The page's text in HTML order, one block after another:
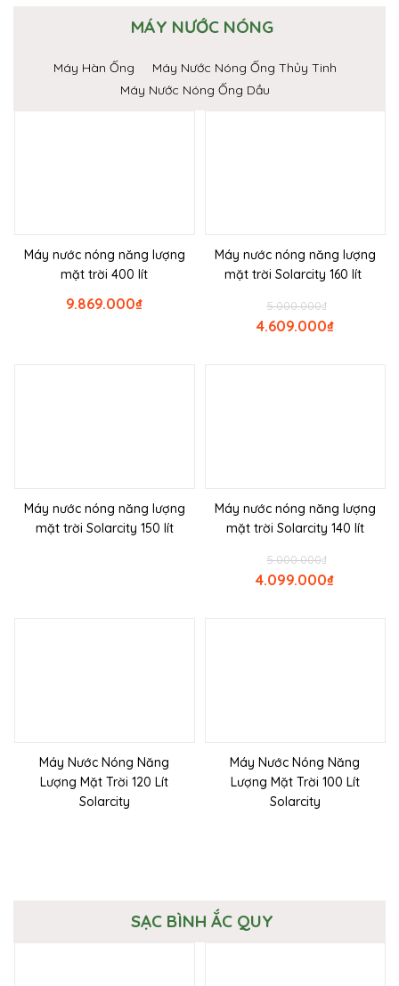
MÁY NƯỚC NÓNG
Máy Hàn Ống
Máy Nước Nóng Ống Thủy Tinh
Máy Nước Nóng Ống Dầu
Máy nước nóng năng lượng
mặt trời 400 lít
₫
9.869.000
Máy nước nóng năng lượng
mặt trời Solarcity 160 lít
₫
5.000.000
₫
4.609.000
Máy nước nóng năng lượng
mặt trời Solarcity 150 lít
Máy nước nóng năng lượng
mặt trời Solarcity 140 lít
₫
5.000.000
₫
4.099.000
Máy Nước Nóng Năng
Lượng Mặt Trời 120 Lít
Solarcity
Máy Nước Nóng Năng
Lượng Mặt Trời 100 Lít
Solarcity
SẠC BÌNH ẮC QUY